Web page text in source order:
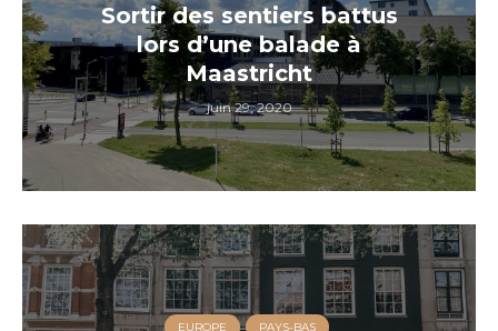
Sortir des sentiers battus
lors d’une balade à
Maastricht
juin 29, 2020
EUROPE PAYS-BAS